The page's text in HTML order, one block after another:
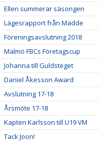
Ellen summerar säsongen
Lägesrapport från Madde
Föreningsavslutning 2018
Malmö FBCs Företagscup
Johanna till Guldsteget
Daniel Åkesson Award
Avslutning 17-18
Årsmöte 17-18
Kapten Karlsson till U19 VM
Tack Joon!